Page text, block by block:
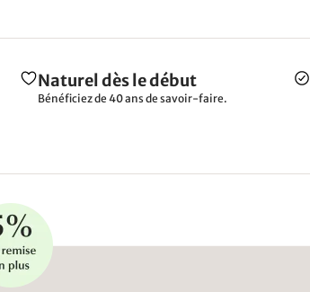
Naturel dès le début
Bénéficiez de 40 ans de savoir-faire.